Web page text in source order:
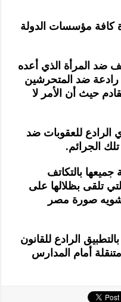
كافة مؤسسات الدولة
ضد المرأة الذي أعده
ضد المتحرشين
حيث أن الأمر لا
الرادع للعقوبات ضد
الجرائم.
بالتكاتف
تلقى بظلالها على
صورة مصر
الرادع للقانون
أمام المدارس